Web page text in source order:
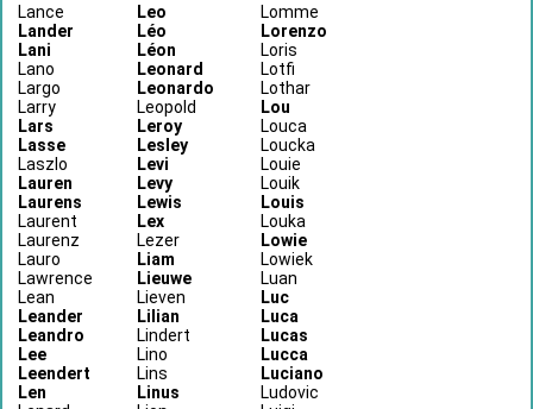
Lance
Lander
Lani
Lano
Largo
Larry
Lars
Lasse
Laszlo
Lauren
Laurens
Laurent
Laurenz
Lauro
Lawrence
Lean
Leander
Leandro
Lee
Leendert
Len
Leo
Léo
Léon
Leonard
Leonardo
Leopold
Leroy
Lesley
Levi
Levy
Lewis
Lex
Lezer
Liam
Lieuwe
Lieven
Lilian
Lindert
Lino
Lins
Linus
Lomme
Lorenzo
Loris
Lotfi
Lothar
Lou
Louca
Loucka
Louie
Louik
Louis
Louka
Lowie
Lowiek
Luan
Luc
Luca
Lucas
Lucca
Luciano
Ludovic